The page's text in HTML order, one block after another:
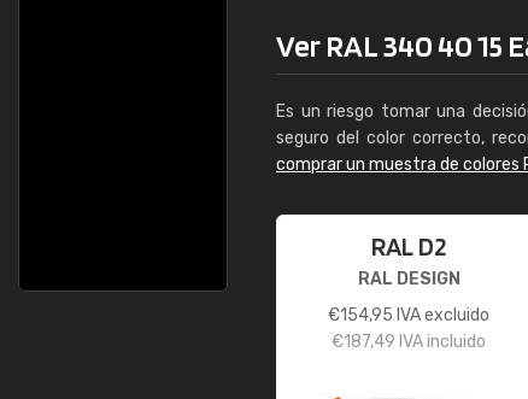
Ver RAL 340 40 15
Es un riesgo tomar una
seguro del color correcto,
comprar un muestra de colores
RAL D2
RAL DESIGN
€154,95 IVA excluido
€187,49 IVA incluido